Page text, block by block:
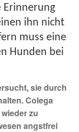
Erinnerung
ihn nicht
muss eine
Hunden bei
sie durch
Colega
zu
angstfrei